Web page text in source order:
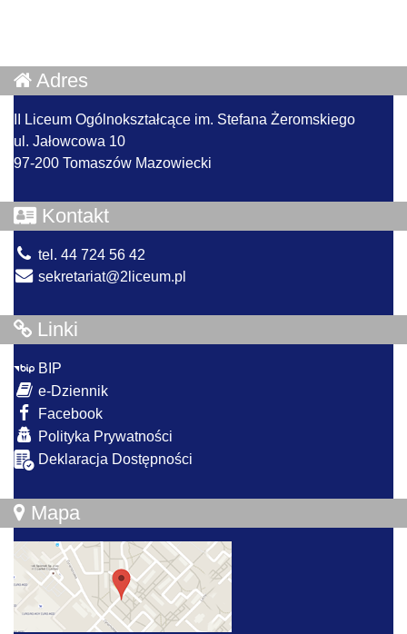
Adres
II Liceum Ogólnokształcące im. Stefana Żeromskiego
ul. Jałowcowa 10
97-200 Tomaszów Mazowiecki
Kontakt
tel. 44 724 56 42
sekretariat@2liceum.pl
Linki
BIP
e-Dziennik
Facebook
Polityka Prywatności
Deklaracja Dostępności
Mapa